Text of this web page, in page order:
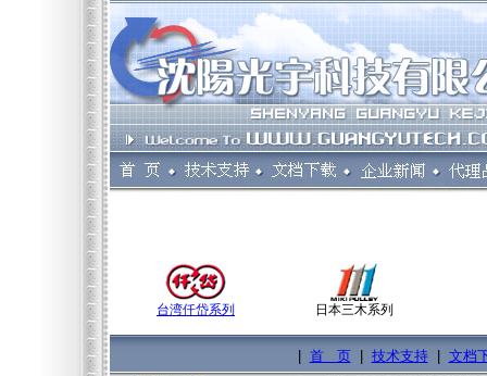
台湾仟岱系列 日本三木系列
首 页| 技术支持| 文档